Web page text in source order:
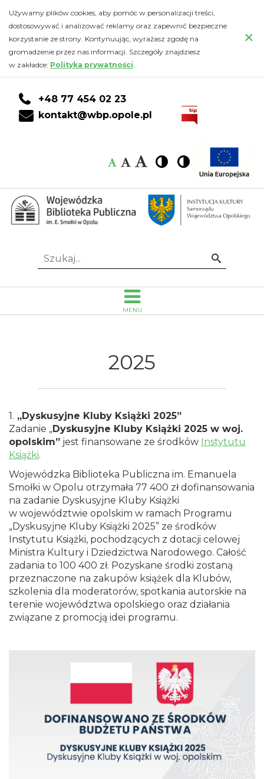
2025
Wojewódzka
Biblioteka
Publiczna
Emanuela
Smołki
w
Opolu
do
głównej
treści
DO
KONTA
CZYTELNIKA
DO
WYSZUKIWARKI
do
stopki
Używamy plików cookies, aby pomóc w personalizacji treści,
dostosowywać i analizować reklamy oraz zapewnić bezpieczne
korzystanie ze strony. Kontynuując, wyrażasz zgodę na
gromadzenie przez nas informacji. Szczegóły znajdziesz
w zakładce: Polityka prywatności.
×
+48 77 454 02 23
kontakt@wbp.opole.pl
Czcionka:
Czcionka
Czcionka
Czcionka
Wysoki
kontrast
Wysoki
kontrast
Idź
Szukaj...
MENU
2025
1. „Dyskusyjne Kluby Książki 2025”
Zadanie „Dyskusyjne Kluby Książki 2025 w woj.
opolskim” jest finansowane ze środków Instytutu
Książki.
Wojewódzka Biblioteka Publiczna im. Emanuela
Smołki w Opolu otrzymała 77 400 zł dofinansowania
na zadanie Dyskusyjne Kluby Książki
w województwie opolskim w ramach Programu
„Dyskusyjne Kluby Książki 2025” ze środków
Instytutu Książki, pochodzących z dotacji celowej
Ministra Kultury i Dziedzictwa Narodowego. Całość
zadania to 100 400 zł. Pozyskane środki zostaną
przeznaczone na zakupów książek dla Klubów,
szkolenia dla moderatorów, spotkania autorskie na
terenie województwa opolskiego oraz działania
związane z promocją idei programu.